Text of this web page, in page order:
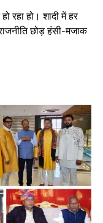
रहा हो। शादी में हर
छोड़ हंसी-मजाक